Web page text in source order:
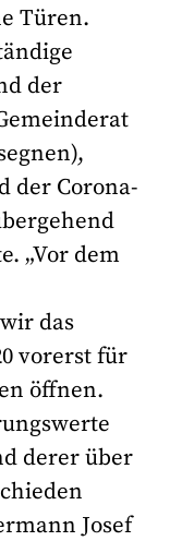
Türen.
der
der Corona-
„Vor dem
das
vorerst für
öffnen.
derer über
Josef